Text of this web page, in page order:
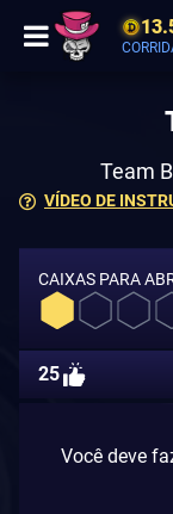
VÍDEO DE
Team
CAIXAS PARA
25
Você deve